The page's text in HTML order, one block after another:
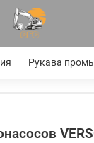
Рукава